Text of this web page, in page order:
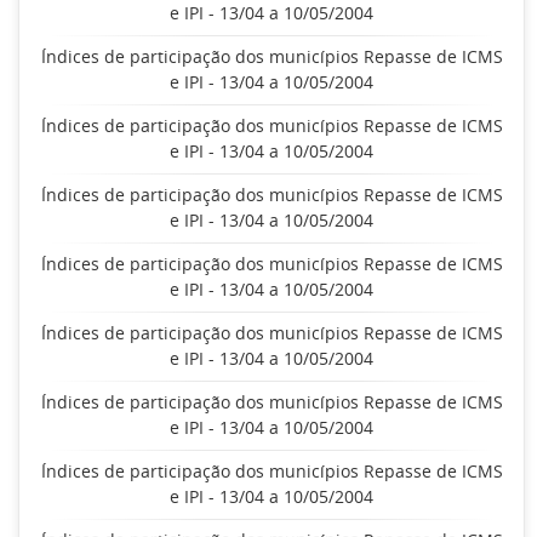
e IPI - 13/04 a 10/05/2004
Índices de participação dos municípios Repasse de ICMS
e IPI - 13/04 a 10/05/2004
Índices de participação dos municípios Repasse de ICMS
e IPI - 13/04 a 10/05/2004
Índices de participação dos municípios Repasse de ICMS
e IPI - 13/04 a 10/05/2004
Índices de participação dos municípios Repasse de ICMS
e IPI - 13/04 a 10/05/2004
Índices de participação dos municípios Repasse de ICMS
e IPI - 13/04 a 10/05/2004
Índices de participação dos municípios Repasse de ICMS
e IPI - 13/04 a 10/05/2004
Índices de participação dos municípios Repasse de ICMS
e IPI - 13/04 a 10/05/2004